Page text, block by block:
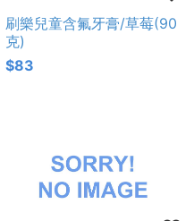
刷樂兒童含氟牙膏/草莓(90
克)
$83